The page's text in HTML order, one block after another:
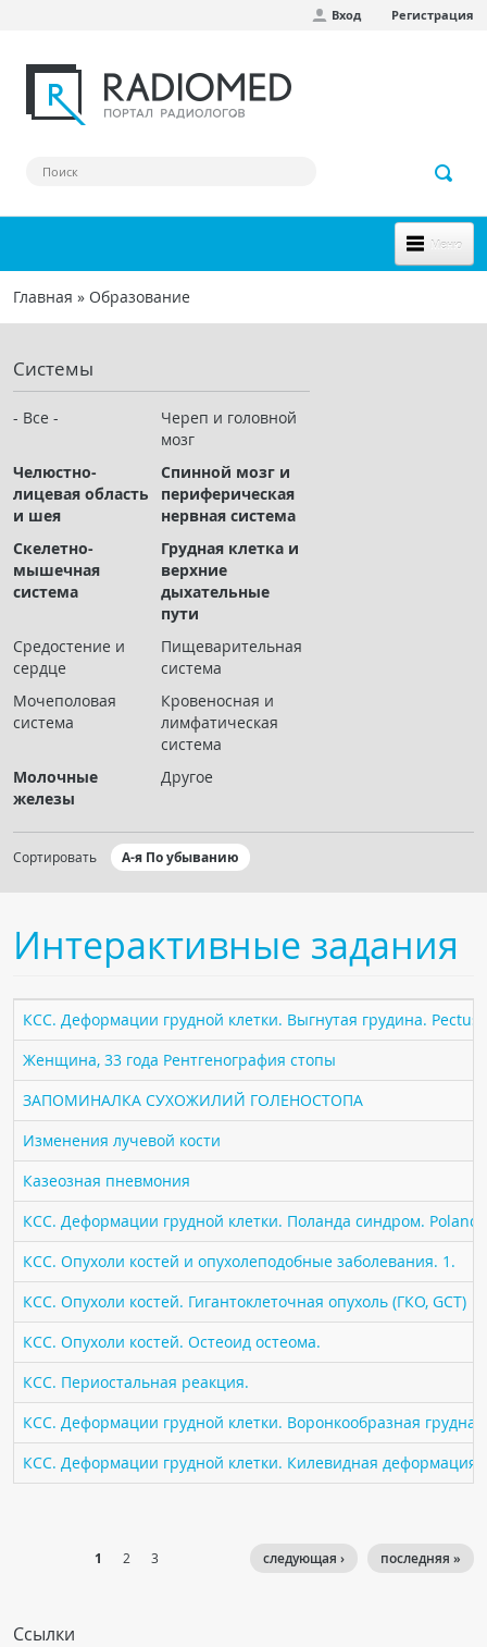
Вход Регистрация
Меню
НОВОЕ НА САЙТЕ
СООБЩЕСТВО
Клинические наблюдения
Чат RADIOMED
ОБРАЗОВАНИЕ
Интерактивные задания
Презентации
Журнал "Лучевая диагностика и терапия"
КНИЖНЫЙ МАГАЗИН
ПАЦИЕНТАМ
Где пройти обследование
Компьютерная томография (КТ)
Магнитно-резонансная томография (МРТ)
Спросить врача
ПОМОЩЬ
Вы здесь
Главная » Образование
Системы
- Все -
Череп и головной
мозг
Челюстно-
лицевая область
и шея
Спинной мозг и
периферическая
нервная система
Скелетно-
мышечная
система
Грудная клетка и
верхние
дыхательные
пути
Средостение и
сердце
Пищеварительная
система
Мочеполовая
система
Кровеносная и
лимфатическая
система
Молочные
железы
Другое
Сортировать А-я По убыванию
Интерактивные задания
КСС. Деформации грудной клетки. Выгнутая грудина. Pectus
Женщина, 33 года Рентгенография стопы
ЗАПОМИНАЛКА СУХОЖИЛИЙ ГОЛЕНОСТОПА
Изменения лучевой кости
Казеозная пневмония
КСС. Деформации грудной клетки. Поланда синдром. Poland
КСС. Опухоли костей и опухолеподобные заболевания. 1.
КСС. Опухоли костей. Гигантоклеточная опухоль (ГКО, GCT)
КСС. Опухоли костей. Остеоид остеома.
КСС. Периостальная реакция.
КСС. Деформации грудной клетки. Воронкообразная
КСС. Деформации грудной клетки. Килевидная деформация
1 2 3 последняя »
следующая ›
Ссылки